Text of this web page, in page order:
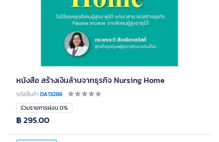
หนังสือ สร้างเงินล้านจากธุรกิจ Nursing Home
รหัสสินค้าDA13286
ร่วมรายการผ่อน 0%
฿ 295.00